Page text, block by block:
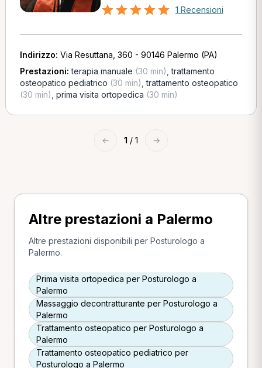
1 Recensioni
Indirizzo: Via Resuttana, 360 - 90146 Palermo (PA)
Prestazioni:terapia manuale (30 min) ,trattamento
osteopatico pediatrico (30 min) ,trattamento osteopatico
(30 min) prima visita ortopedica (30 min)
← 1 / 1 →
Altre prestazioni a Palermo
Altre prestazioni disponibili per Posturologo a
Palermo.
Prima visita ortopedica per Posturologo a
Palermo
Massaggio decontratturante per Posturologo a
Palermo
Trattamento osteopatico per Posturologo a
Palermo
Trattamento osteopatico pediatrico per
Posturologo a Palermo